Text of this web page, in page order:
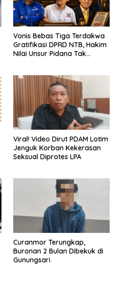
Vonis Bebas Tiga Terdakwa
Gratifikasi DPRD NTB, Hakim
Nilai Unsur Pidana Tak
Viral! Video Dirut PDAM Lotim
Jenguk Korban Kekerasan
Seksual Diprotes LPA
Curanmor Terungkap,
Buronan 2 Bulan Dibekuk di
Gunungsari